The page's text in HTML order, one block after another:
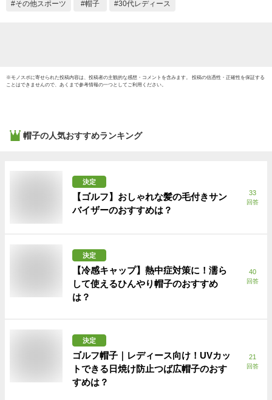
その他スポーツ 帽子 30代レディース
※モノスポに寄せられた投稿内容は、投稿者の主観的な感想・コメントを含みます。 投稿の信憑性・正確性を保証する
ことはできませんので、あくまで参考情報の一つとしてご利用ください。
帽子の人気おすすめランキング
決定
【ゴルフ】おしゃれな髪の毛付きサン
バイザーのおすすめは？
33
回答
決定
【冷感キャップ】熱中症対策に！濡ら
して使えるひんやり帽子のおすすめ
は？
40
回答
決定
ゴルフ帽子｜レディース向け！UVカッ
トできる日焼け防止つば広帽子のおす
すめは？
21
回答